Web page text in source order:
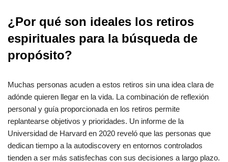
¿Por qué son ideales los retiros
espirituales para la búsqueda de
propósito?
Muchas personas acuden a estos retiros sin una idea clara de
adónde quieren llegar en la vida. La combinación de reflexión
personal y guía proporcionada en los retiros permite
replantearse objetivos y prioridades. Un informe de la
Universidad de Harvard en 2020 reveló que las personas que
dedican tiempo a la autodiscovery en entornos controlados
tienden a ser más satisfechas con sus decisiones a largo plazo.